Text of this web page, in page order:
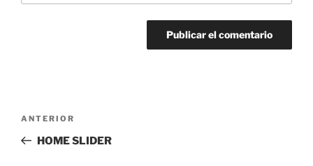
entradas
Entrada
anterior:
ANTERIOR
HOME SLIDER